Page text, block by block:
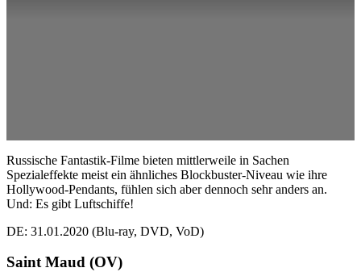
Russische Fantastik-Filme bieten mittlerweile in Sachen
Spezialeffekte meist ein ähnliches Blockbuster-Niveau wie ihre
Hollywood-Pendants, fühlen sich aber dennoch sehr anders an.
Und: Es gibt Luftschiffe!
DE: 31.01.2020 (Blu-ray, DVD, VoD)
Saint Maud (OV)